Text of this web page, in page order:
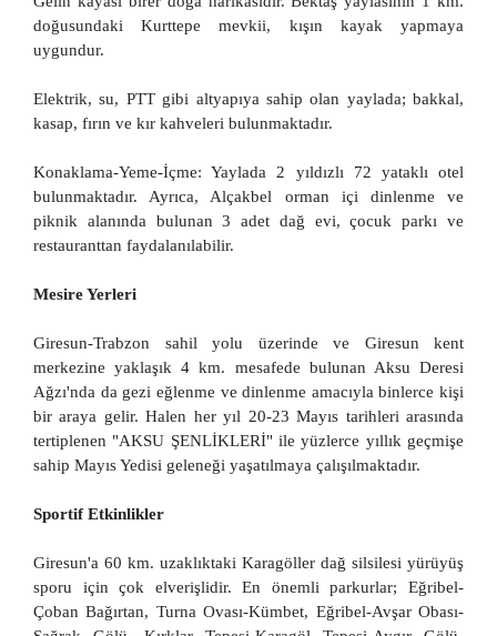
doğusundaki Kurttepe mevkii, kışın kayak yapmaya
uygundur.
Elektrik, su, PTT gibi altyapıya sahip olan yaylada; bakkal,
kasap, fırın ve kır kahveleri bulunmaktadır.
Konaklama-Yeme-İçme: Yaylada 2 yıldızlı 72 yataklı otel
bulunmaktadır. Ayrıca, Alçakbel orman içi dinlenme ve
piknik alanında bulunan 3 adet dağ evi, çocuk parkı ve
restauranttan faydalanılabilir.
Mesire Yerleri
Giresun-Trabzon sahil yolu üzerinde ve Giresun kent
merkezine yaklaşık 4 km. mesafede bulunan Aksu Deresi
Ağzı'nda da gezi eğlenme ve dinlenme amacıyla binlerce kişi
bir araya gelir. Halen her yıl 20-23 Mayıs tarihleri arasında
tertiplenen "AKSU ŞENLİKLERİ" ile yüzlerce yıllık geçmişe
sahip Mayıs Yedisi geleneği yaşatılmaya çalışılmaktadır.
Sportif Etkinlikler
Giresun'a 60 km. uzaklıktaki Karagöller dağ silsilesi yürüyüş
sporu için çok elverişlidir. En önemli parkurlar; Eğribel-
Çoban Bağırtan, Turna Ovası-Kümbet, Eğribel-Avşar Obası-